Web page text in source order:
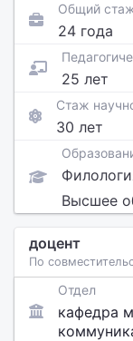
Общий
24 года
25 лет
Стаж
30 лет
Высшее
доцент
По
Отдел
кафедра